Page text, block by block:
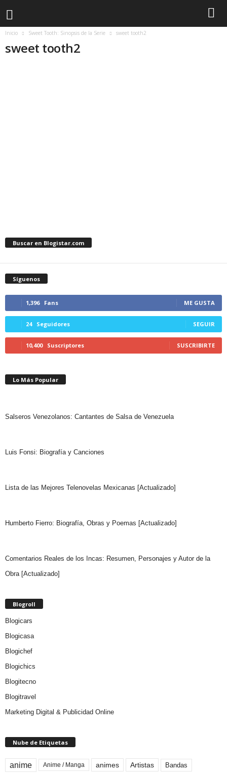
Inicio Sweet Tooth: Sinopsis de la Serie sweet tooth2
sweet tooth2
Buscar en Blogistar.com
Síguenos
1,396 Fans ME GUSTA
24 Seguidores SEGUIR
10,400 Suscriptores SUSCRIBIRTE
Lo Más Popular
Salseros Venezolanos: Cantantes de Salsa de Venezuela
Luis Fonsi: Biografía y Canciones
Lista de las Mejores Telenovelas Mexicanas [Actualizado]
Humberto Fierro: Biografía, Obras y Poemas [Actualizado]
Comentarios Reales de los Incas: Resumen, Personajes y Autor de la
Obra [Actualizado]
Blogroll
Blogicars
Blogicasa
Blogichef
Blogichics
Blogitecno
Blogitravel
Marketing Digital & Publicidad Online
Nube de Etiquetas
anime Anime / Manga animes Artistas Bandas